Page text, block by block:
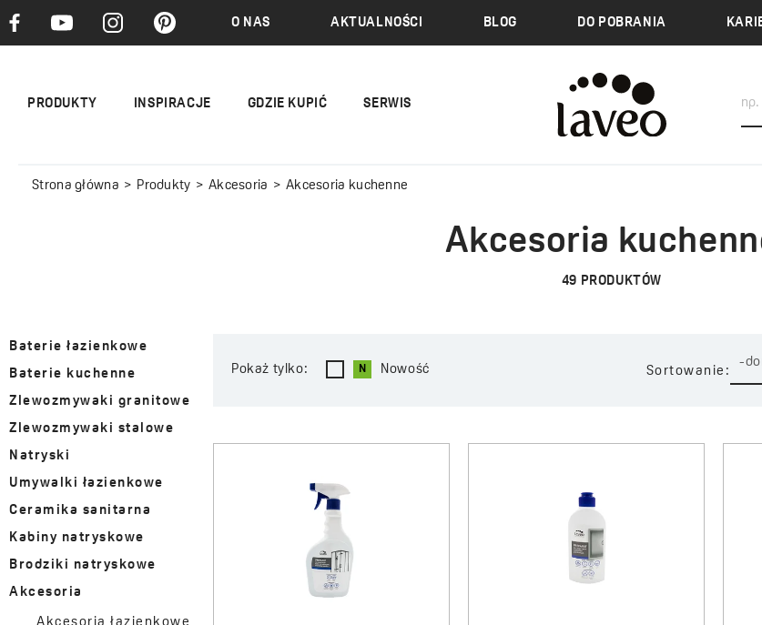
O NAS AKTUALNOŚCI BLOG DO POBRANIA
PRODUKTY INSPIRACJE GDZIE KUPIĆ SERWIS
Strona główna Produkty Akcesoria Akcesoria kuchenne
Akcesoria
49 PRODUKTÓW
Baterie łazienkowe
Baterie kuchenne
Zlewozmywaki granitowe
Zlewozmywaki stalowe
Natryski
Umywalki łazienkowe
Ceramika sanitarna
Kabiny natryskowe
Brodziki natryskowe
Akcesoria
Pokaż tylko: Nowość Sortowanie:
-